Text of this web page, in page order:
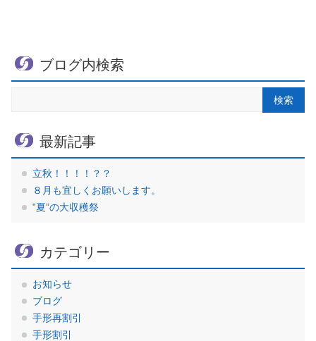
ブログ内検索
最新記事
立秋！！！！？？
８月も宜しくお願いします。
‟夏”の大収穫祭
カテゴリー
お知らせ
ブログ
手形再割引
手形割引